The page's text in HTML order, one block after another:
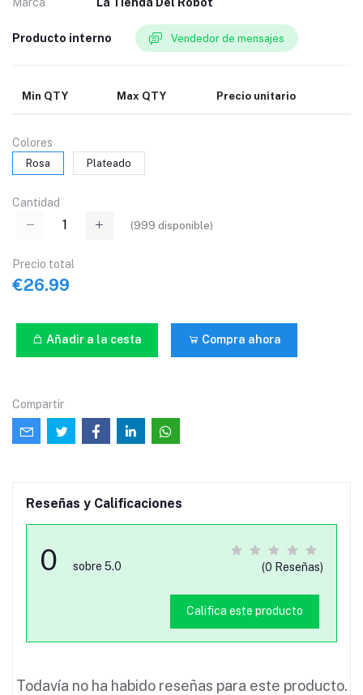
Producto interno Vendedor de mensajes
Min QTY Max QTY Precio unitario
Colores
Rosa Plateado
Cantidad
(999 disponible)
Precio total
€26.99
Añadir a la cesta Compra ahora
Compartir
Reseñas y Calificaciones
0 sobre 5.0 (0 Reseñas)
Califica este producto
Todavía no ha habido reseñas para este producto.